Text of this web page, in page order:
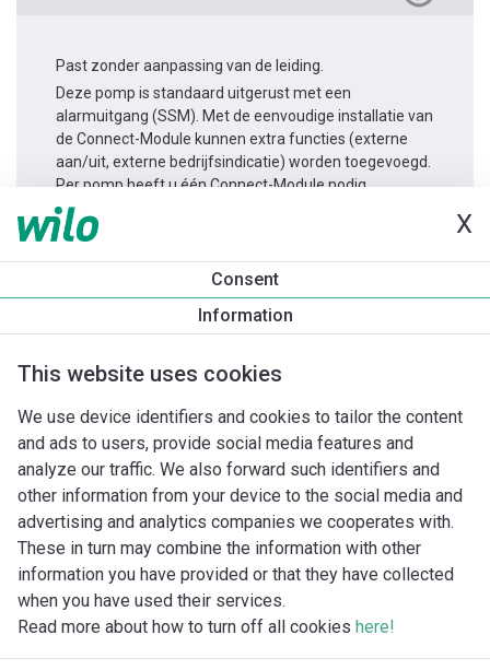
X
Consent
Information
This website uses cookies
We use device identifiers and cookies to tailor the content
and ads to users, provide social media features and
analyze our traffic. We also forward such identifiers and
other information from your device to the social media and
advertising and analytics companies we cooperates with.
These in turn may combine the information with other
information you have provided or that they have collected
when you have used their services.
Read more about how to turn off all cookies here!
Past zonder aanpassing van de leiding.
Deze pomp is standaard uitgerust met een
alarmuitgang (SSM). Met de eenvoudige installatie van
de Connect-Module kunnen extra functies (externe
aan/uit, externe bedrijfsindicatie) worden toegevoegd.
Per pomp heeft u één Connect-Module nodig.
Productinformatie
Imprint